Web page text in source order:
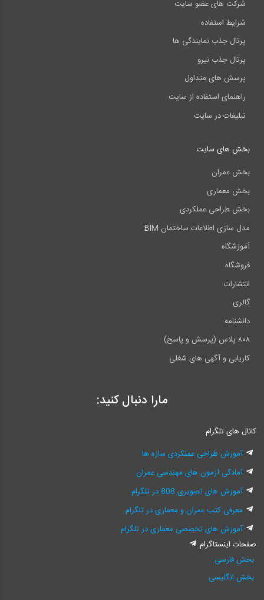
شرکت های عضو سایت
شرایط استفاده
پرتال جذب نمایندگی ها
پرتال جذب نیرو
پرسش های متداول
راهنمای استفاده از سایت
تبلیغات در سایت
بخش های سایت
بخش عمران
بخش معماری
بخش طراحی عملکردی
مدل سازی اطلاعات ساختمان BIM
آموزشگاه
فروشگاه
انتشارات
گالری
دانشنامه
۸۰۸ پلاس (پرسش و پاسخ)
کاریابی و آگهی های شغلی
مارا دنبال کنید:
کانال های تلگرام
آموزش طراحی عملکردی سازه ها
آمادگی آزمون های مهندسی عمران
آموزش های تصویری 808 در تلگرام
معرفی کتب عمران و معماری در تلگرام
آموزش های تخصصی معماری در تلگرام
صفحات اینستاگرام
بخش فارسی
بخش انگلیسی